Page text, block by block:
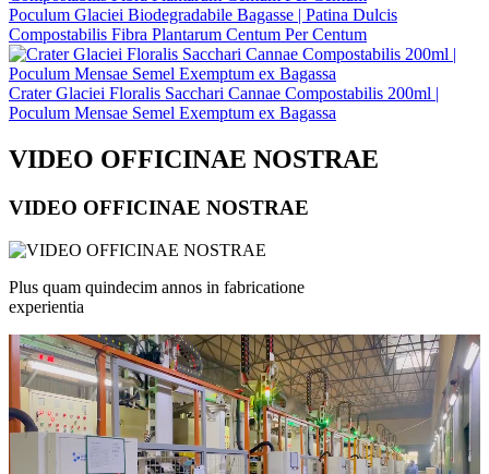
Poculum Glaciei Biodegradabile Bagasse | Patina Dulcis
Compostabilis Fibra Plantarum Centum Per Centum
Crater Glaciei Floralis Sacchari Cannae Compostabilis 200ml |
Poculum Mensae Semel Exemptum ex Bagassa
VIDEO OFFICINAE NOSTRAE
VIDEO OFFICINAE NOSTRAE
Plus quam quindecim annos in fabricatione
experientia